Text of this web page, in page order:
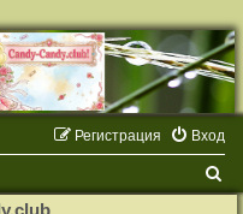
Вход
Регистрация